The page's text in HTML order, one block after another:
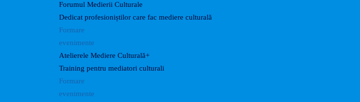
Forumul Medierii Culturale
Dedicat profesioniștilor care fac mediere culturală
Formare
evenimente
Atelierele Mediere Culturală+
Training pentru mediatori culturali
Formare
evenimente